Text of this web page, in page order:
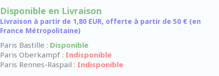
Disponible en Livraison
Livraison à partir de 1,80 EUR, offerte à partir de 50 € (en
France Métropolitaine)
Paris Bastille : Disponible
Paris Oberkampf : Indisponible
Paris Rennes-Raspail : Indisponible